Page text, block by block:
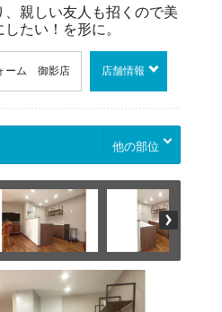
親しい友人も招くので美
たい！を形に。
ーム 御影店 店舗情報
他の部位